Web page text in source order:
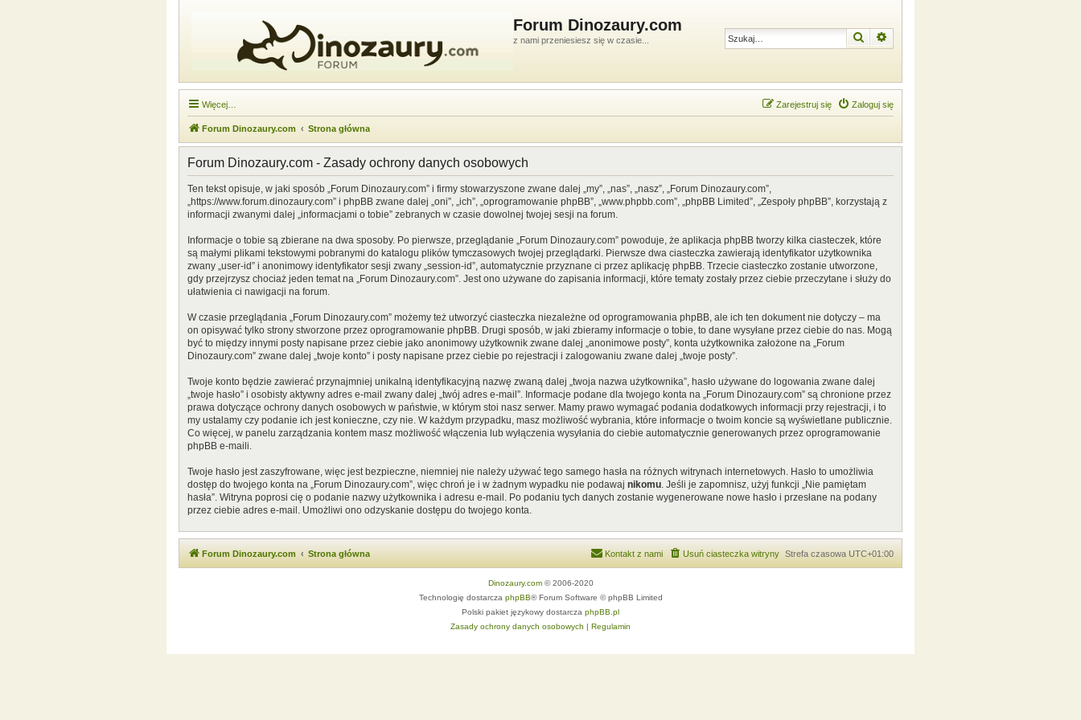
Forum Dinozaury.com
z nami przeniesiesz się w czasie... Szukaj
Więcej… Zaloguj się
Zarejestruj się
Forum Dinozaury.com Strona główna
Forum Dinozaury.com - Zasady ochrony danych osobowych
Ten tekst opisuje, w jaki sposób „Forum Dinozaury.com” i firmy stowarzyszone zwane dalej „my”, „nas”, „nasz”, „Forum Dinozaury.com”,
„https://www.forum.dinozaury.com” i phpBB zwane dalej „oni”, „ich”, „oprogramowanie phpBB”, „www.phpbb.com”, „phpBB Limited”, „Zespoły phpBB”, korzystają z
informacji zwanymi dalej „informacjami o tobie” zebranych w czasie dowolnej twojej sesji na forum.
Informacje o tobie są zbierane na dwa sposoby. Po pierwsze, przeglądanie „Forum Dinozaury.com” powoduje, że aplikacja phpBB tworzy kilka ciasteczek, które
są małymi plikami tekstowymi pobranymi do katalogu plików tymczasowych twojej przeglądarki. Pierwsze dwa ciasteczka zawierają identyfikator użytkownika
zwany „user-id” i anonimowy identyfikator sesji zwany „session-id”, automatycznie przyznane ci przez aplikację phpBB. Trzecie ciasteczko zostanie utworzone,
gdy przejrzysz chociaż jeden temat na „Forum Dinozaury.com”. Jest ono używane do zapisania informacji, które tematy zostały przez ciebie przeczytane i służy do
ułatwienia ci nawigacji na forum.
W czasie przeglądania „Forum Dinozaury.com” możemy też utworzyć ciasteczka niezależne od oprogramowania phpBB, ale ich ten dokument nie dotyczy – ma
on opisywać tylko strony stworzone przez oprogramowanie phpBB. Drugi sposób, w jaki zbieramy informacje o tobie, to dane wysyłane przez ciebie do nas. Mogą
być to między innymi posty napisane przez ciebie jako anonimowy użytkownik zwane dalej „anonimowe posty”, konta użytkownika założone na „Forum
Dinozaury.com” zwane dalej „twoje konto” i posty napisane przez ciebie po rejestracji i zalogowaniu zwane dalej „twoje posty”.
Twoje konto będzie zawierać przynajmniej unikalną identyfikacyjną nazwę zwaną dalej „twoja nazwa użytkownika”, hasło używane do logowania zwane dalej
„twoje hasło” i osobisty aktywny adres e-mail zwany dalej „twój adres e-mail”. Informacje podane dla twojego konta na „Forum Dinozaury.com” są chronione przez
prawa dotyczące ochrony danych osobowych w państwie, w którym stoi nasz serwer. Mamy prawo wymagać podania dodatkowych informacji przy rejestracji, i to
my ustalamy czy podanie ich jest konieczne, czy nie. W każdym przypadku, masz możliwość wybrania, które informacje o twoim koncie są wyświetlane publicznie.
Co więcej, w panelu zarządzania kontem masz możliwość włączenia lub wyłączenia wysyłania do ciebie automatycznie generowanych przez oprogramowanie
phpBB e-maili.
Twoje hasło jest zaszyfrowane, więc jest bezpieczne, niemniej nie należy używać tego samego hasła na różnych witrynach internetowych. Hasło to umożliwia
dostęp do twojego konta na „Forum Dinozaury.com”, więc chroń je i w żadnym wypadku nie podawaj nikomu. Jeśli je zapomnisz, użyj funkcji „Nie pamiętam
hasła”. Witryna poprosi cię o podanie nazwy użytkownika i adresu e-mail. Po podaniu tych danych zostanie wygenerowane nowe hasło i przesłane na podany
przez ciebie adres e-mail. Umożliwi ono odzyskanie dostępu do twojego konta.
Forum Dinozaury.com Strona główna Strefa czasowa UTC+01:00
Usuń ciasteczka witryny
Kontakt z nami
Dinozaury.com© 2006-2020
Technologię dostarcza phpBB® Forum Software © phpBB Limited
Polski pakiet językowy dostarcza phpBB.pl
Zasady ochrony danych osobowych | Regulamin